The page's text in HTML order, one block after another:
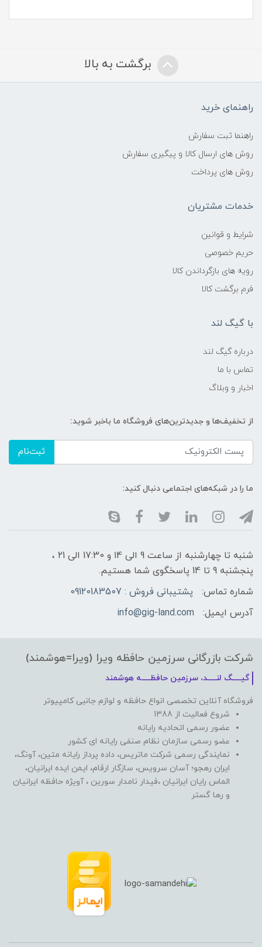
برگشت به بالا
راهنمای خرید
راهنما ثبت سفارش
روش های ارسال کالا و پیگیری سفارش
روش های پرداخت
خدمات مشتریان
شرایط و قوانین
حریم خصوصی
رویه های بازگرداندن کالا
فرم برگشت کالا
با گیگ لند
درباره گیگ لند
تماس با ما
اخبار و وبلاگ
از تخفیف‌ها و جدیدترین‌های فروشگاه ما باخبر شوید:
ثبت‌نام
ما را در شبکه‌های اجتماعی دنبال کنید:
شنبه تا چهارشنبه از ساعت 9 الی ۱4 و 17:30 الی ۲1 ،
پنجشنبه 9 تا 14 پاسخگوی شما هستیم.
شماره تماس:
پشتیبانی فروش : 09120183507
آدرس ایمیل:
info@gig-land.com
شرکت بازرگانی سرزمین حافظه ویرا (ویرا=هوشمند)
گیـــــگ لنـــــد، سرزمین حافظـــــه هوشمند
فروشگاه آنلاین تخصصی انواع حافظه و لوازم جانبی کامپیوتر
شروع فعالیت از 1388
عضور رسمی اتحادیه رایانه
عضو رسمی سازمان نظام صنفی رایانه ای کشور
نمایندگی رسمی شرکت ماتریس، داده پرداز رایانه متین، آونگ،
ایران رهجو؛ آسان سرویس، سازگار ارقام، ایمن ایده ایرانیان،
الماس رایان ایرانیان ،فیدار نامدار سورین ، آویژه حافظه ایرانیان
و رها گستر